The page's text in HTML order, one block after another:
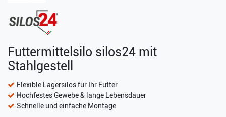
Futtermittelsilo silos24 mit
Stahlgestell
Flexible Lagersilos für Ihr Futter
Hochfestes Gewebe & lange Lebensdauer
Schnelle und einfache Montage